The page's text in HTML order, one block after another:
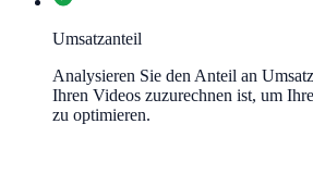
Umsatzanteil
Analysieren Sie den Anteil an
Ihren Videos zuzurechnen ist, um
zu optimieren.